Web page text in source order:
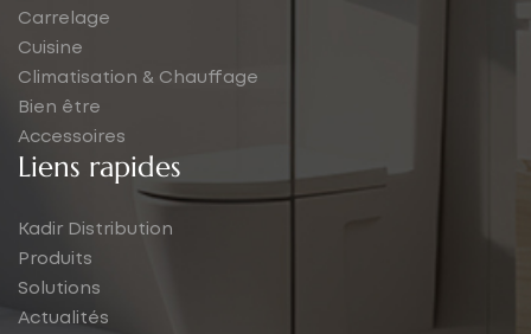
Carrelage
Cuisine
Climatisation & Chauffage
Bien être
Accessoires
Liens rapides
Kadir Distribution
Produits
Solutions
Actualités